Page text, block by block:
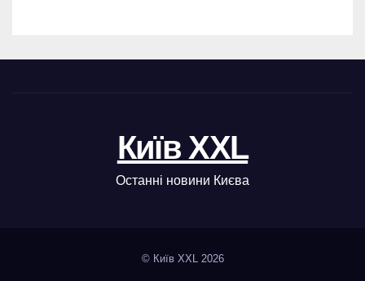
Київ XXL
Останні новини Києва
© Київ XXL 2026